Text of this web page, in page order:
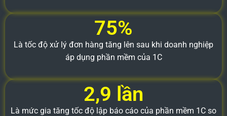
75%
Là tốc độ xử lý đơn hàng tăng lên sau khi doanh nghiệp
áp dụng phần mềm của 1C
2,9 lần
Là mức gia tăng tốc độ lập báo cáo của phần mềm 1C so